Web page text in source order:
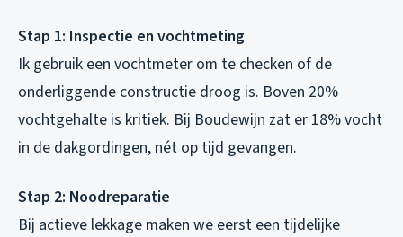
Stap 1: Inspectie en vochtmeting
Ik gebruik een vochtmeter om te checken of de
onderliggende constructie droog is. Boven 20%
vochtgehalte is kritiek. Bij Boudewijn zat er 18% vocht
in de dakgordingen, nét op tijd gevangen.
Stap 2: Noodreparatie
Bij actieve lekkage maken we eerst een tijdelijke